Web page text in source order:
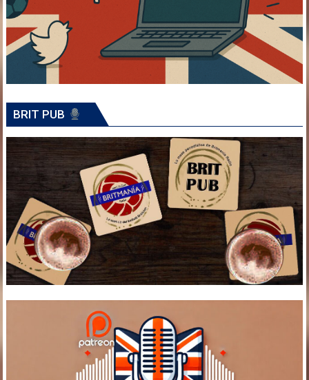
BRIT PUB